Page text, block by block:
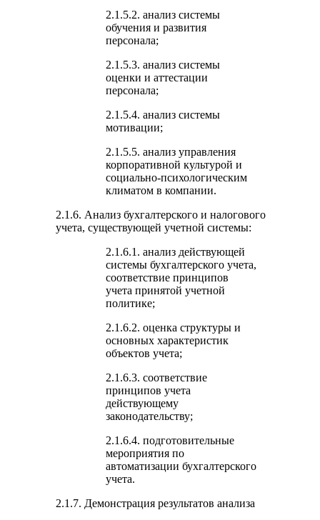
2.1.5.2. анализ системы
обучения и развития
персонала;
2.1.5.3. анализ системы
оценки и аттестации
персонала;
2.1.5.4. анализ системы
мотивации;
2.1.5.5. анализ управления
корпоративной культурой и
социально-психологическим
климатом в компании.
2.1.6. Анализ бухгалтерского и налогового
учета, существующей учетной системы:
2.1.6.1. анализ действующей
системы бухгалтерского учета,
соответствие принципов
учета принятой учетной
политике;
2.1.6.2. оценка структуры и
основных характеристик
объектов учета;
2.1.6.3. соответствие
принципов учета
действующему
законодательству;
2.1.6.4. подготовительные
мероприятия по
автоматизации бухгалтерского
учета.
2.1.7. Демонстрация результатов анализа